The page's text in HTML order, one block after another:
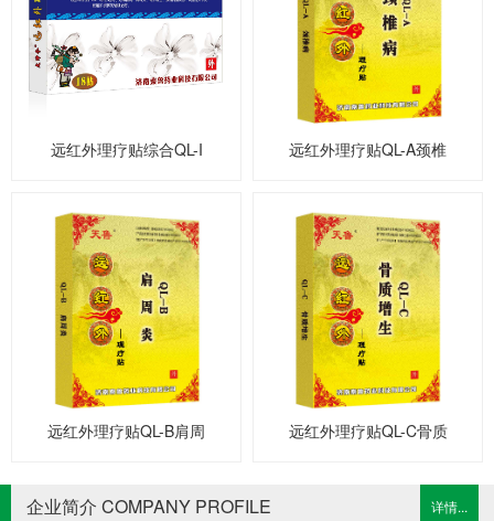
远红外理疗贴综合QL-I 远红外理疗贴QL-A颈椎
远红外理疗贴QL-B肩周 远红外理疗贴QL-C骨质
详情...
企业简介 COMPANY PROFILE